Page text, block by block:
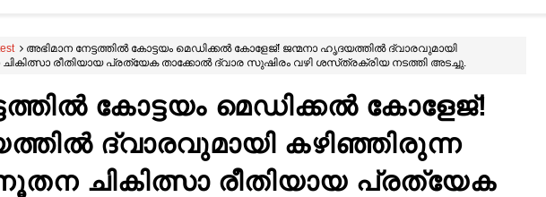
അഭിമാന നേട്ടത്തിൽ കോട്ടയം മെഡിക്കൽ കോളേജ്! ജന്മനാ ഹൃദയത്തിൽ ദ്വാരവുമായി
രീതിയായ പ്രത്യേക താക്കോൽ ദ്വാര സുഷിരം വഴി ശസ്‌ത്രക്രിയ നടത്തി അടച്ചു.
കോട്ടയം മെഡിക്കൽ കോളേജ്!
ദ്വാരവുമായി കഴിഞ്ഞിരുന്ന
നൂതന ചികിത്സാ രീതിയായ പ്രത്യേക